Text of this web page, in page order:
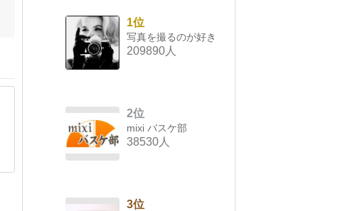
1位
写真を撮るのが好き
209890人
2位
mixi バスケ部
38530人
3位